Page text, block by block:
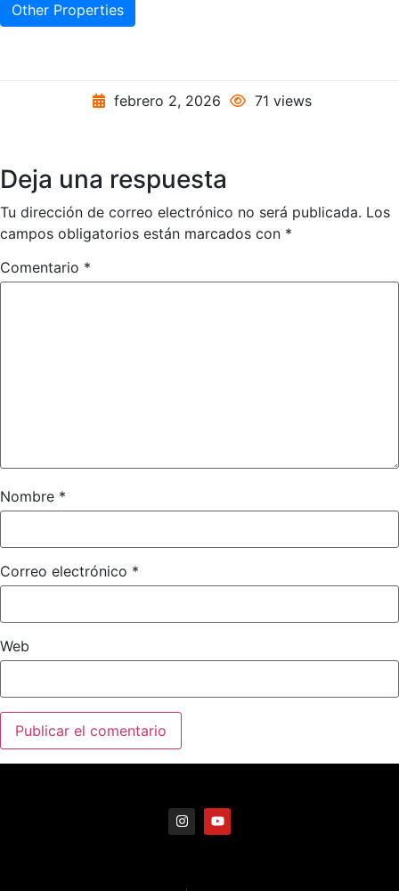
Other Properties
febrero 2, 2026 71 views
Deja una respuesta
Tu dirección de correo electrónico no será publicada. Los
campos obligatorios están marcados con *
Comentario *
Nombre *
Correo electrónico *
Web